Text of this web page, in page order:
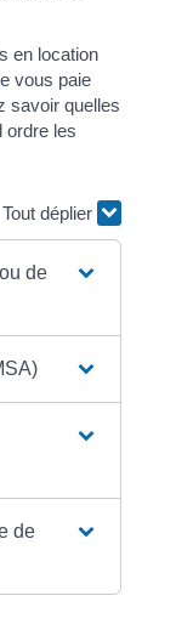
en location
vous paie
savoir quelles
ordre les
Tout déplier
de
de